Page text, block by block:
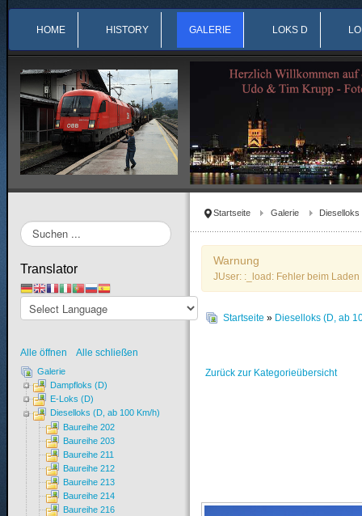
HOME HISTORY GALERIE LOKS D
Startseite Galerie
Warnung
JUser: :_load: Fehler beim
Startseite » Dieselloks (D, ab
Zurück zur Kategorieübersicht
Suchen
...
Translator
Alle öffnen Alle schließen
Galerie
Dampfloks (D)
E-Loks (D)
Dieselloks (D, ab 100 Km/h)
Baureihe 202
Baureihe 203
Baureihe 211
Baureihe 212
Baureihe 213
Baureihe 214
Baureihe 216